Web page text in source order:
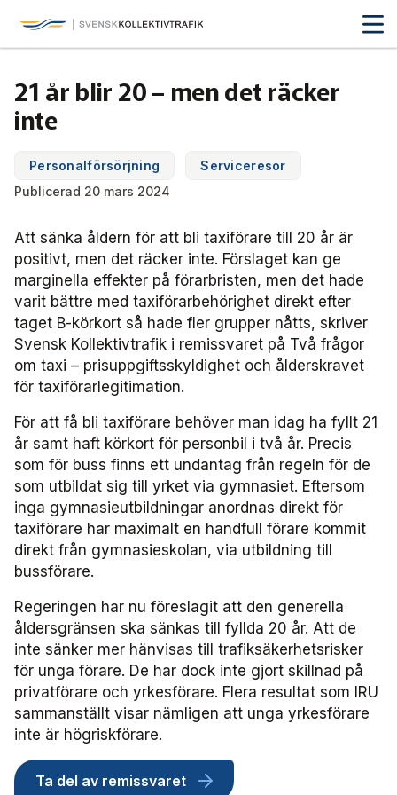
Hoppa
Tillsammans blir vi smartare
Medlemmar
Biljettkontroll­
Bussdepå­
Chefer
Kommunikation
Miljö­
Tillgänglighet
Trafikutveckling
Trygghet och säkerhet
Användare Anbaro
Partner­samverkan
Skolskjutsen.se
Studentkonceptet
Associerade medlemmar
Bli associerad medlem
Medlemszon
Affärs­nätverket
Affärs­nätverket 2025
Affärs­nätverket 2024
Affärs­nätverket 2023
Användargrupp Anbaro
Användargrupp förarcertifiering Buss
Nationellt material Buss
Användarträffar buss
Användargrupp förarcertifiering Serviceresor
Lokalt material Serviceresor
Användarträffar
Biljettkontroll­nätverket
Biljettkontroll­nätverket 2026
Biljettkontroll­nätverket 2025
Biljettkontroll­nätverket 2024
Bussdepå­nätverket
Bussdepå­nätverket 2025
Bussdepå­nätverket 2024
Chefs­nätverket
Chefs­nätverket 2023
Försäljnings­nätverket
Fakta & statistik
Fakta om kollektivtrafiken
Biljettpriser
Järnväg
Miljö och klimat
Samhällsnytta
Serviceresor
Upphandlingar
Utbildning & Karriär
Förarcertifieringar
Webbinarier
Våra utbildningar
Yrke och skola
Personalförsörjning
Attraktivare kollektivtrafik­bransch
Aktuellt & debatt
Så här tycker vi
Nyheter
Debattartiklar
Rapporter
Kollektivtrafikens bidrag till transportsektorns klimatmål
Remissvar
Aktiviteter och event
Persontrafik
A-Ö
Om oss
121 års erfarenhet
Organisation
Kontakta oss
Historik
Information om kundfakturor
Kalender Press
Medlemszon
Stäng
21 år blir 20 – men det räcker
inte
Personalförsörjning
Serviceresor
Publicerad 20 mars 2024
Att sänka åldern för att bli taxiförare till 20 år är
positivt, men det räcker inte. Förslaget kan ge
marginella effekter på förarbristen, men det hade
varit bättre med taxiförarbehörighet direkt efter
taget B-körkort så hade fler grupper nåtts, skriver
Svensk Kollektivtrafik i remissvaret på Två frågor
om taxi – prisuppgiftsskyldighet och ålderskravet
för taxiförarlegitimation.
För att få bli taxiförare behöver man idag ha fyllt 21
år samt haft körkort för personbil i två år. Precis
som för buss finns ett undantag från regeln för de
som utbildat sig till yrket via gymnasiet. Eftersom
inga gymnasieutbildningar anordnas direkt för
taxiförare har maximalt en handfull förare kommit
direkt från gymnasieskolan, via utbildning till
bussförare.
Regeringen har nu föreslagit att den generella
åldersgränsen ska sänkas till fyllda 20 år. Att de
inte sänker mer hänvisas till trafiksäkerhetsrisker
för unga förare. De har dock inte gjort skillnad på
privatförare och yrkesförare. Flera resultat som IRU
sammanställt visar nämligen att unga yrkesförare
inte är högriskförare.
Ta del av remissvaret